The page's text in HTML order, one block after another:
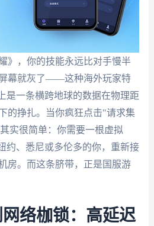
》，你的技能永远比对手慢半
幕就灰了——这种海外玩家特
是一条横跨地球的数据在物理距
的挣扎。当你疯狂点击"请求集
实很简单：你需要一根虚拟
约、悉尼或多伦多的你，重新接
房。而这条脐带，正是国服游
络枷锁：高延迟